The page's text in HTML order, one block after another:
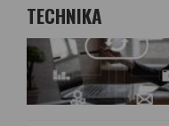
TECHNIKA